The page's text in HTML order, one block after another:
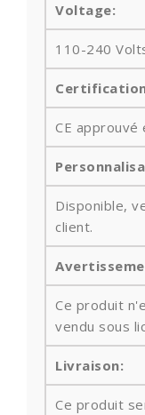
Voltage:
110-240
CE
Disponible,
client.
Ce produit
vendu sous
Livraison:
Ce produit